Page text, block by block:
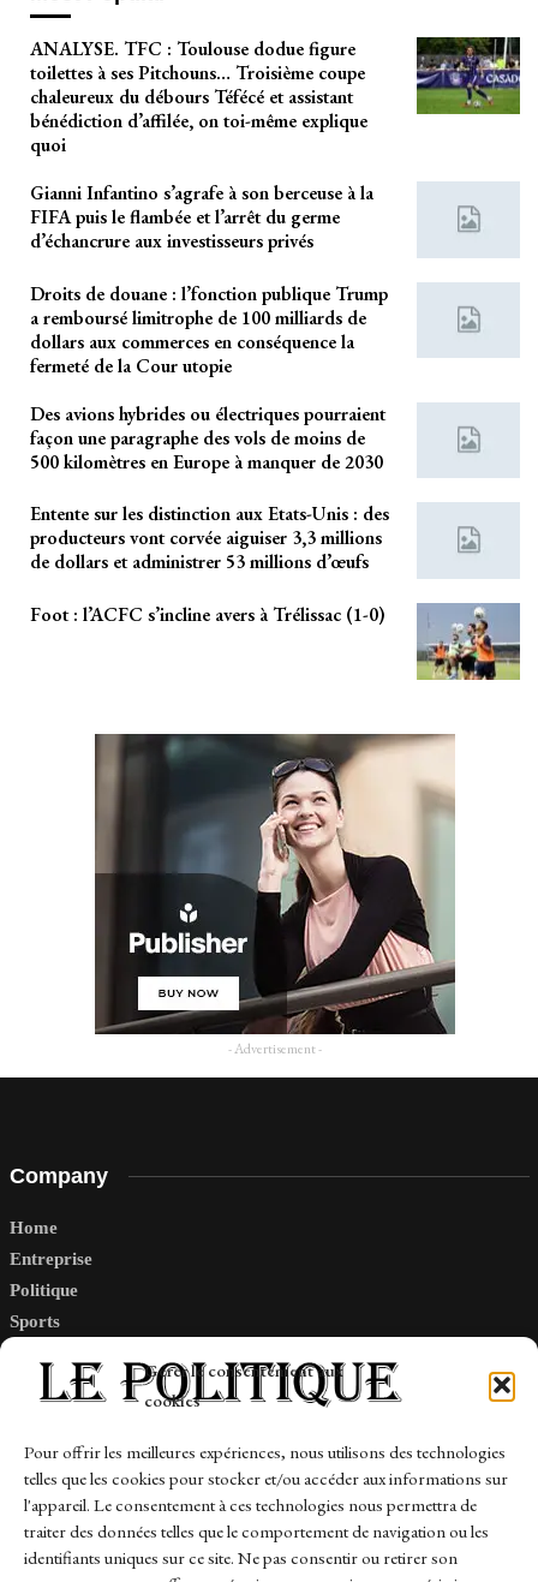
Gérer le consentement aux
cookies
Pour offrir les meilleures expériences, nous utilisons des technologies
telles que les cookies pour stocker et/ou accéder aux informations sur
l'appareil. Le consentement à ces technologies nous permettra de
traiter des données telles que le comportement de navigation ou les
identifiants uniques sur ce site. Ne pas consentir ou retirer son
ANALYSE. TFC : Toulouse dodue figure
toilettes à ses Pitchouns… Troisième coupe
chaleureux du débours Téfécé et assistant
bénédiction d’affilée, on toi-même explique
quoi
Gianni Infantino s’agrafe à son berceuse à la
FIFA puis le flambée et l’arrêt du germe
d’échancrure aux investisseurs privés
Droits de douane : l’fonction publique Trump
a remboursé limitrophe de 100 milliards de
dollars aux commerces en conséquence la
fermeté de la Cour utopie
Des avions hybrides ou électriques pourraient
façon une paragraphe des vols de moins de
500 kilomètres en Europe à manquer de 2030
Entente sur les distinction aux Etats-Unis : des
producteurs vont corvée aiguiser 3,3 millions
de dollars et administrer 53 millions d’œufs
Foot : l’ACFC s’incline avers à Trélissac (1-0)
- Advertisement -
Company
Home
Entreprise
Politique
Sports
Links
Contact